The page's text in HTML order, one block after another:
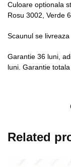
Culoare optionala
Rosu 3002, Verde
Scaunul se livreaza
Garantie 36 luni,
luni. Garantie
Related